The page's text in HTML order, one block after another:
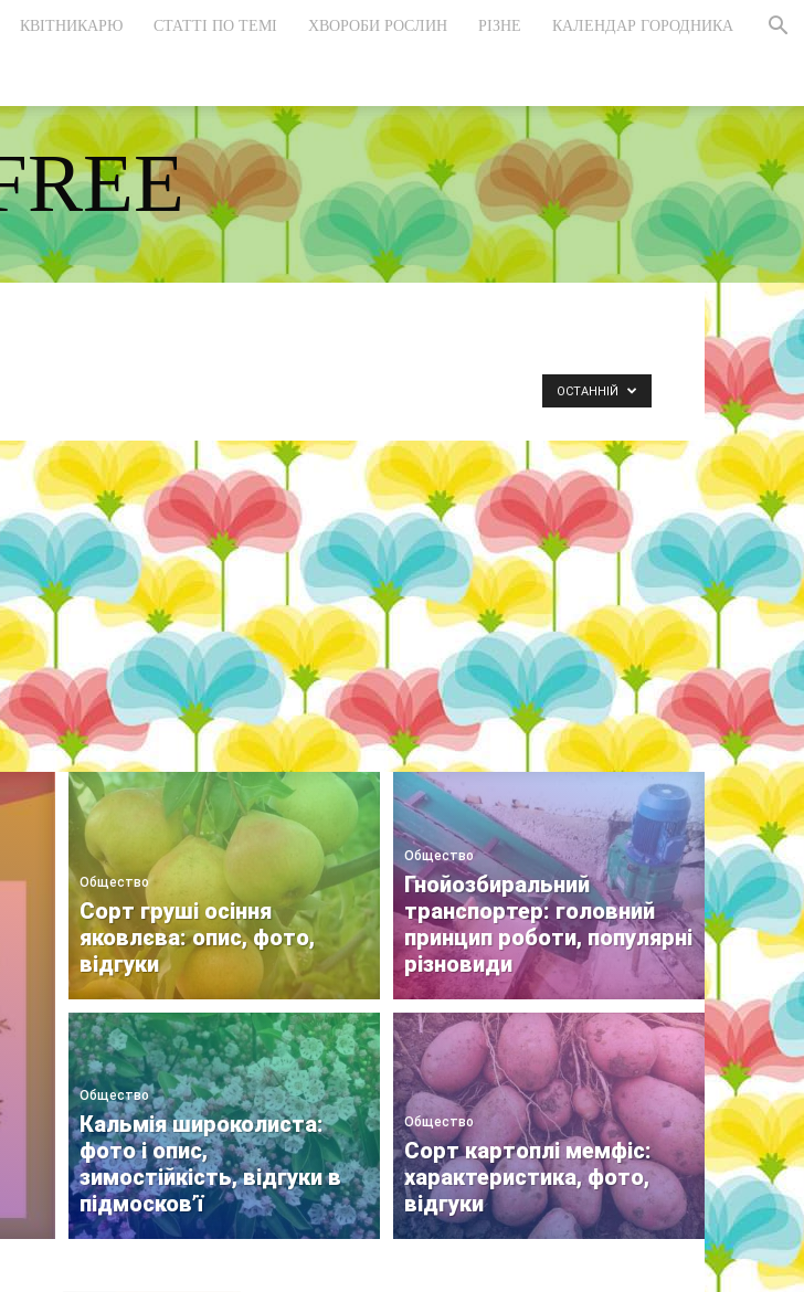
КВІТНИКАРЮ СТАТТІ ПО ТЕМІ ХВОРОБИ РОСЛИН РІЗНЕ КАЛЕНДАР ГОРОДНИКА
THE ART OF PUBLISHING
Общество
Сад и участок
Спец / Приспособления / Металл
яблони
ОСТАННІЙ
Общество
Сорт груші осіння
яковлєва: опис, фото,
відгуки
Общество
Гнойозбиральний
транспортер: головний
принцип роботи, популярні
різновиди
Общество
Кальмія широколиста:
фото і опис,
зимостійкість, відгуки в
підмосков’ї
Общество
Сорт картоплі мемфіс:
характеристика, фото,
відгуки